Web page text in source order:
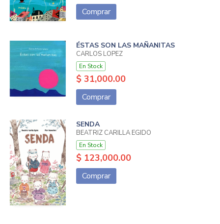
Comprar
ÉSTAS SON LAS MAÑANITAS
CARLOS LOPEZ
En Stock
$ 31,000.00
Comprar
SENDA
BEATRIZ CARILLA EGIDO
En Stock
$ 123,000.00
Comprar